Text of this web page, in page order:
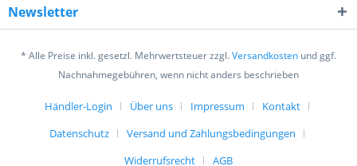
Ich habe die Datenschutzerklärung
verstanden und stimme zu. *
Mit * gekennzeichnete Felder sind Pflichtfelder.
Senden
Newsletter
* Alle Preise inkl. gesetzl. Mehrwertsteuer zzgl.Versandkosten und ggf.
Nachnahmegebühren, wenn nicht anders beschrieben
Händler-Login Über uns Impressum
Kontakt
Datenschutz
Versand und Zahlungsbedingungen
Widerrufsrecht
AGB